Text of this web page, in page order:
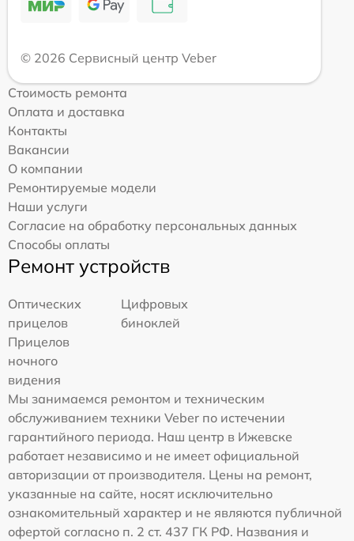
© 2026 Сервисный центр Veber
Стоимость ремонта
Оплата и доставка
Контакты
Вакансии
О компании
Ремонтируемые модели
Наши услуги
Согласие на обработку персональных данных
Способы оплаты
Ремонт устройств
Оптических
прицелов
Цифровых
биноклей
Прицелов
ночного
видения
Мы занимаемся ремонтом и техническим
обслуживанием техники Veber по истечении
гарантийного периода. Наш центр в Ижевске
работает независимо и не имеет официальной
авторизации от производителя. Цены на ремонт,
указанные на сайте, носят исключительно
ознакомительный характер и не являются публичной
офертой согласно п. 2 ст. 437 ГК РФ. Названия и